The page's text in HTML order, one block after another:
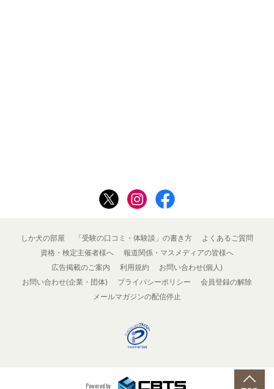
しか犬の部屋 「受験の口コミ・体験談」の書き方
よくあるご質問
資格・検定主催者様へ
報道関係・マスメディアの皆様へ
広告掲載のご案内
利用規約
お問い合わせ(個人)
お問い合わせ(企業・団体)
プライバシーポリシー
会員登録の解除
メールマガジンの配信停止
Powered by